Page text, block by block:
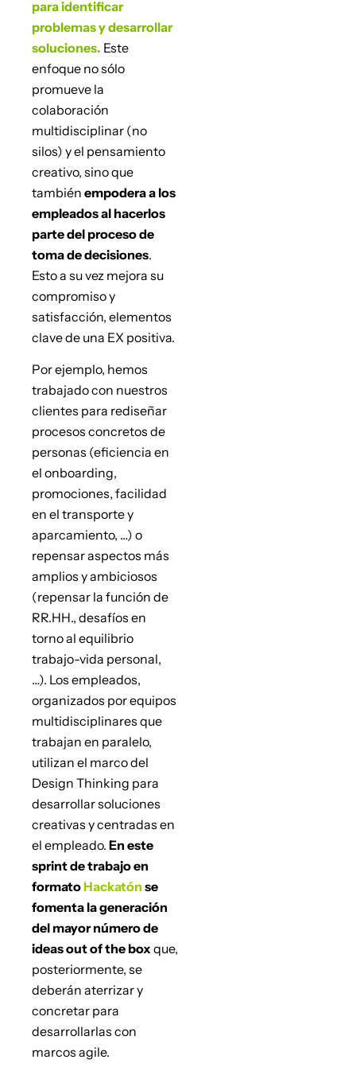
para identificar
problemas y desarrollar
soluciones. Este
enfoque no sólo
promueve la
colaboración
multidisciplinar (no
silos) y el pensamiento
creativo, sino que
también empodera a los
empleados al hacerlos
parte del proceso de
toma de decisiones.
Esto a su vez mejora su
compromiso y
satisfacción, elementos
clave de una EX positiva.
Por ejemplo, hemos
trabajado con nuestros
clientes para rediseñar
procesos concretos de
personas (eficiencia en
el onboarding,
promociones, facilidad
en el transporte y
aparcamiento, …) o
repensar aspectos más
amplios y ambiciosos
(repensar la función de
RR.HH., desafíos en
torno al equilibrio
trabajo-vida personal,
…). Los empleados,
organizados por equipos
multidisciplinares que
trabajan en paralelo,
utilizan el marco del
Design Thinking para
desarrollar soluciones
creativas y centradas en
el empleado. En este
sprint de trabajo en
formatoHackatón se
fomenta la generación
del mayor número de
ideas out of the box que,
posteriormente, se
deberán aterrizar y
concretar para
desarrollarlas con
marcos agile.